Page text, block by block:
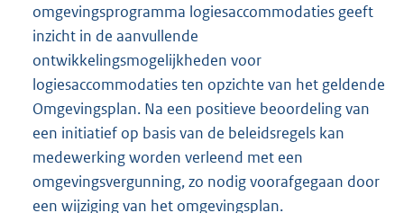
omgevingsprogramma logiesaccommodaties geeft
inzicht in de aanvullende
ontwikkelingsmogelijkheden voor
logiesaccommodaties ten opzichte van het geldende
Omgevingsplan. Na een positieve beoordeling van
een initiatief op basis van de beleidsregels kan
medewerking worden verleend met een
omgevingsvergunning, zo nodig voorafgegaan door
een wijziging van het omgevingsplan.